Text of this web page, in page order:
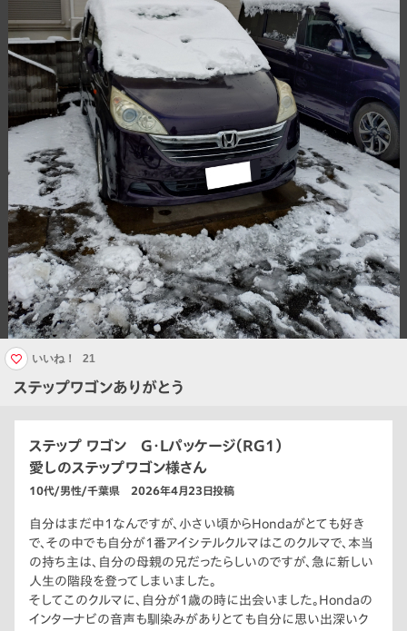
ステップワゴンありがとう
いいね！ 21
ステップ ワゴン G・Lパッケージ（RG1）
愛しのステップワゴン様さん
10代/男性/千葉県 2026年4月23日投稿
自分はまだ中1なんですが、小さい頃からHondaがとても好き
で、その中でも自分が1番アイシテルクルマはこのクルマで、本当
の持ち主は、自分の母親の兄だったらしいのですが、急に新しい
人生の階段を登ってしまいました。
そしてこのクルマに、自分が1歳の時に出会いました。Hondaの
インターナビの音声も馴染みがありとても自分に思い出深いク